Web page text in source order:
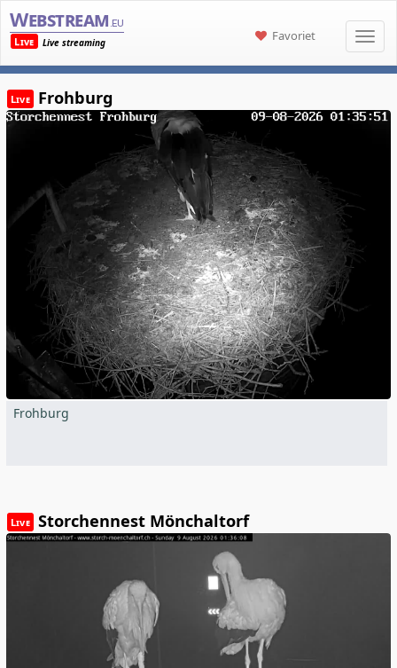
Webstream .eu
Live
Live streaming Favoriet
Live Frohburg
Frohburg
Live Storchennest Mönchaltorf